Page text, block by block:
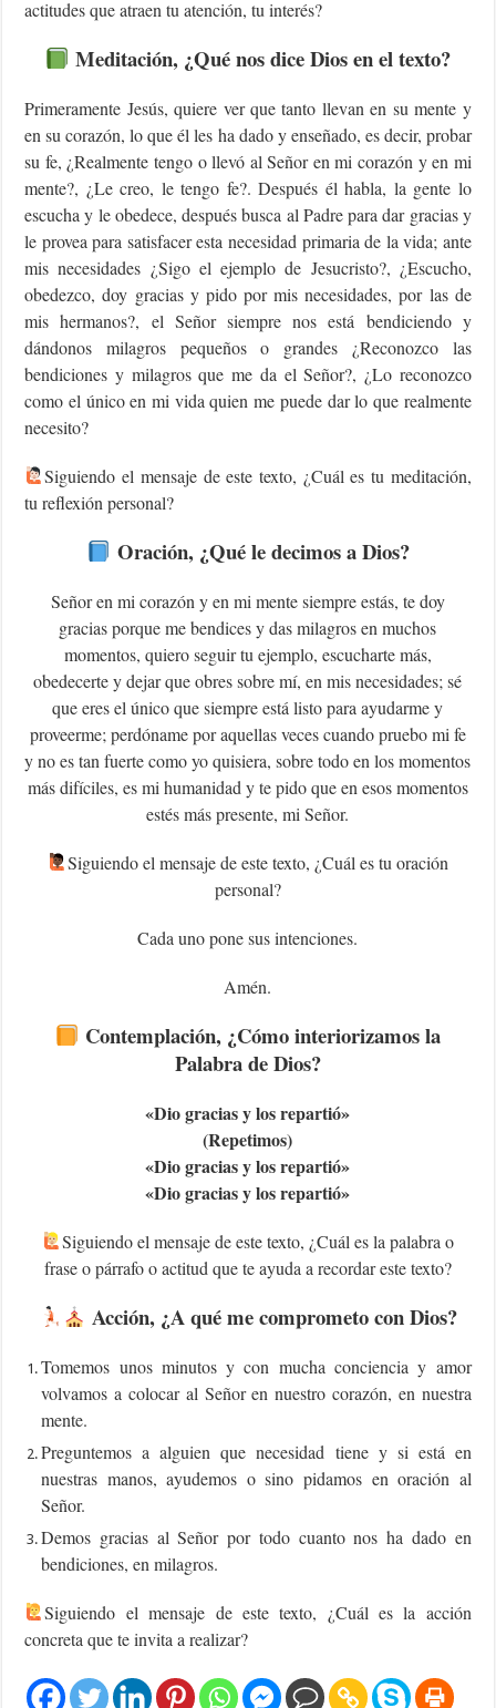
actitudes que atraen tu atención, tu interés?
Meditación, ¿Qué nos dice Dios en el texto?
Primeramente Jesús, quiere ver que tanto llevan en su mente y
en su corazón, lo que él les ha dado y enseñado, es decir, probar
su fe, ¿Realmente tengo o llevó al Señor en mi corazón y en mi
mente?, ¿Le creo, le tengo fe?. Después él habla, la gente lo
escucha y le obedece, después busca al Padre para dar gracias y
le provea para satisfacer esta necesidad primaria de la vida; ante
mis necesidades ¿Sigo el ejemplo de Jesucristo?, ¿Escucho,
obedezco, doy gracias y pido por mis necesidades, por las de
mis hermanos?, el Señor siempre nos está bendiciendo y
dándonos milagros pequeños o grandes ¿Reconozco las
bendiciones y milagros que me da el Señor?, ¿Lo reconozco
como el único en mi vida quien me puede dar lo que realmente
necesito?
Siguiendo el mensaje de este texto, ¿Cuál es tu meditación,
tu reflexión personal?
Oración, ¿Qué le decimos a Dios?
Señor en mi corazón y en mi mente siempre estás, te doy
gracias porque me bendices y das milagros en muchos
momentos, quiero seguir tu ejemplo, escucharte más,
obedecerte y dejar que obres sobre mí, en mis necesidades; sé
que eres el único que siempre está listo para ayudarme y
proveerme; perdóname por aquellas veces cuando pruebo mi fe
y no es tan fuerte como yo quisiera, sobre todo en los momentos
más difíciles, es mi humanidad y te pido que en esos momentos
estés más presente, mi Señor.
‍Siguiendo el mensaje de este texto, ¿Cuál es tu oración
personal?
Cada uno pone sus intenciones.
Amén.
Contemplación, ¿Cómo interiorizamos la
Palabra de Dios?
«Dio gracias y los repartió»
(Repetimos)
«Dio gracias y los repartió»
«Dio gracias y los repartió»
Siguiendo el mensaje de este texto, ¿Cuál es la palabra o
frase o párrafo o actitud que te ayuda a recordar este texto?
Acción, ¿A qué me comprometo con Dios?
Tomemos unos minutos y con mucha conciencia y amor
volvamos a colocar al Señor en nuestro corazón, en nuestra
mente.
Preguntemos a alguien que necesidad tiene y si está en
nuestras manos, ayudemos o sino pidamos en oración al
Señor.
Demos gracias al Señor por todo cuanto nos ha dado en
bendiciones, en milagros.
‍Siguiendo el mensaje de este texto, ¿Cuál es la acción
concreta que te invita a realizar?